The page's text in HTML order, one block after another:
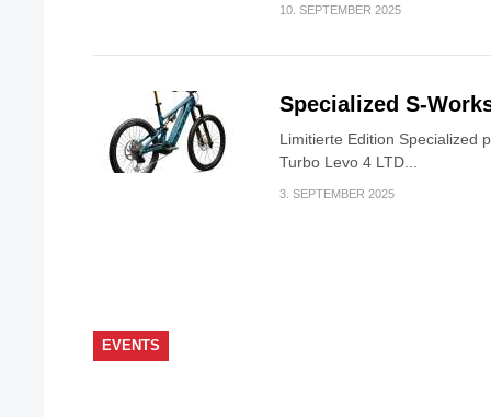
10. SEPTEMBER 2025
Specialized S-
Limitierte Edition Specialized
Turbo Levo 4 LTD...
3. SEPTEMBER 2025
EVENTS